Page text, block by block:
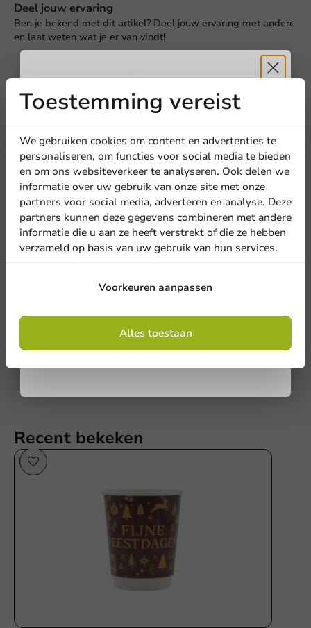
Deel jouw ervaring
Ben je bekend met dit artikel? Deel jouw ervaring met andere
en laat weten wat je er van vindt!
Schrijf de eerste review
Schrijf een review
Recent bekeken
Toestemming vereist
We gebruiken cookies om content en advertenties te
personaliseren, om functies voor social media te bieden
en om ons websiteverkeer te analyseren. Ook delen we
informatie over uw gebruik van onze site met onze
partners voor social media, adverteren en analyse. Deze
partners kunnen deze gegevens combineren met andere
informatie die u aan ze heeft verstrekt of die ze hebben
verzameld op basis van uw gebruik van hun services.
Voorkeuren aanpassen
Alles toestaan
Ontvang5%
korting
Meld je aan voor onze
nieuwsbrief!
Aanmelden
Door je in te schrijven, ga je akkoord met de
algemene voorwaarden